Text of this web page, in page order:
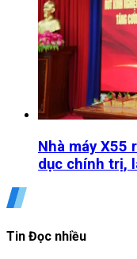
Nhà máy X55
dục chính trị,
Tin Đọc nhiều